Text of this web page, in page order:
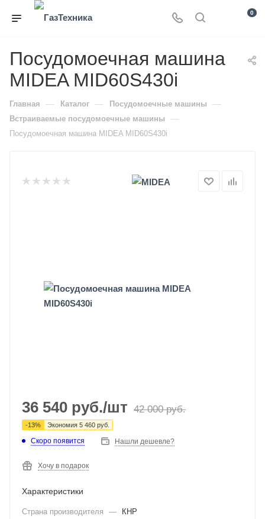
0
Посудомоечная машина
MIDEA MID60S430i
Главная — Каталог — Посудомоечные машины —
Встраиваемые посудомоечные машины —
Посудомоечная машина MIDEA MID60S430i
36 540 руб./шт 42 000руб.
-13% Экономия 5 460 руб.
Скоро появится Нашли дешевле?
Хочу в подарок
Характеристики
Страна производителя —
КНР